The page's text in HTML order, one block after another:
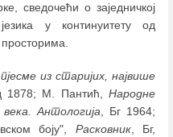
сведочећи о заједничкој
у континуитету од
из старијих, највише
1878; М. Пантић,Народне
Антологија, Бг 1964;
боју", Расковник, Бг,